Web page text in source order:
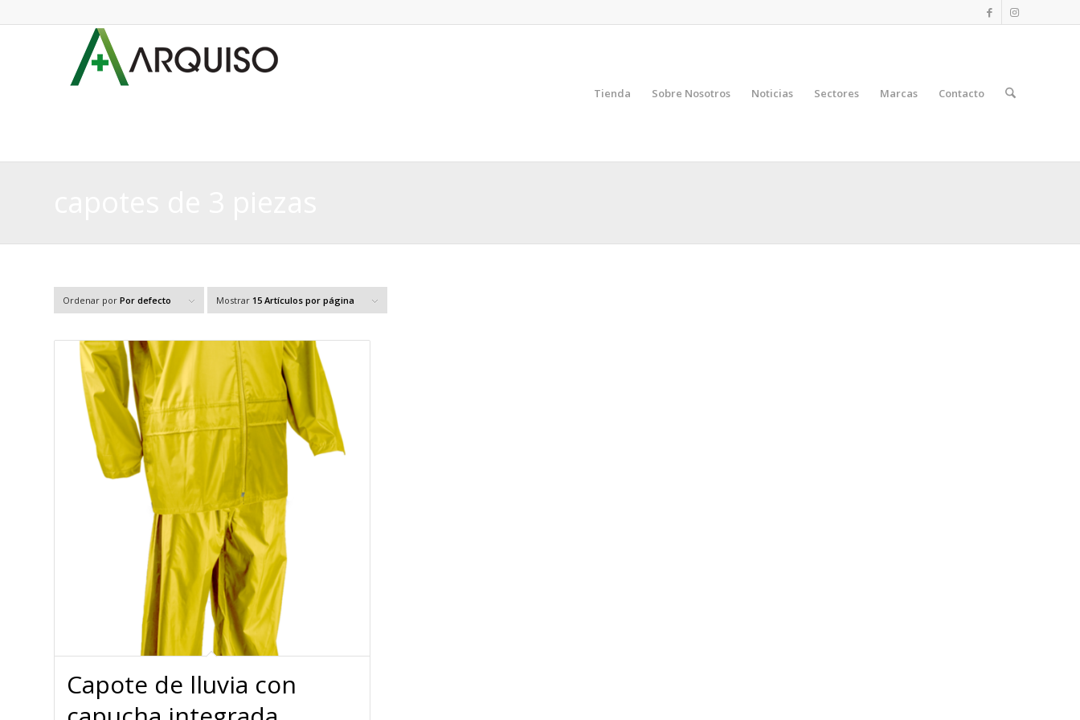
Tienda Sobre Nosotros Noticias Sectores Marcas Contacto
Ordenar por Por defecto Mostrar 15 Artículos por página
Capote de lluvia con